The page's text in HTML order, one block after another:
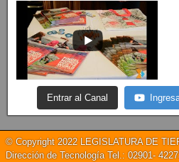
Entrar al Canal
© Copyright 2022 LEGISLATURA DE
Dirección de Tecnología Tel.: 02901-